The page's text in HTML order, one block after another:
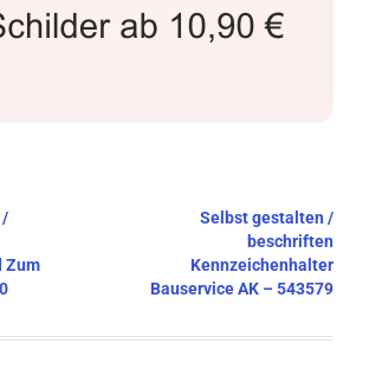
/
Zum
Selbst gestalten /
beschriften
Kennzeichenhalter
Bauservice AK – 543579